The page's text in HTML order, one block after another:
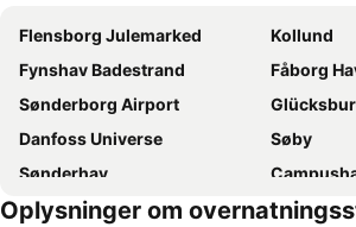
Flensborg Julemarked
Kollund
Fynshav Badestrand
Fåborg
Sønderborg Airport
Danfoss Universe
Søby
Sønderhav
Tolk-Schau Amusement Park
Genner
Oplysninger om